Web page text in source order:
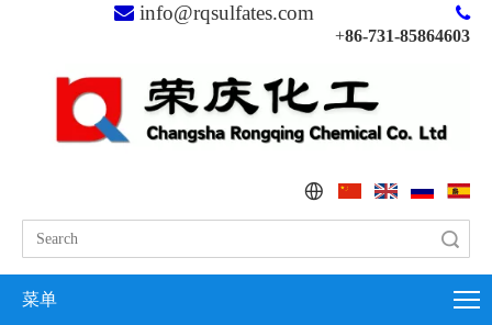
 info@rqsulfates.com 
+86-731-85864603
菜单